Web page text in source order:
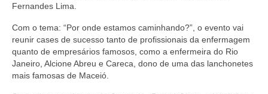
Fiscalização
Legislações
Fernandes Lima.
Com o tema: “Por onde estamos caminhando?”, o evento vai
reunir cases de sucesso tanto de profissionais da enfermagem
quanto de empresários famosos, como a enfermeira do Rio
Janeiro, Alcione Abreu e Careca, dono de uma das lanchonetes
mais famosas de Maceió.